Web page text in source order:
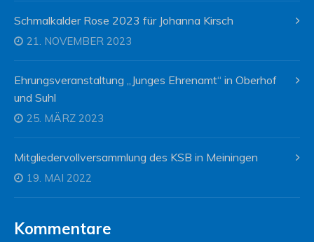
Schmalkalder Rose 2023 für Johanna Kirsch
21. NOVEMBER 2023
Ehrungsveranstaltung „Junges Ehrenamt“ in Oberhof
und Suhl
25. MÄRZ 2023
Mitgliedervollversammlung des KSB in Meiningen
19. MAI 2022
Kommentare